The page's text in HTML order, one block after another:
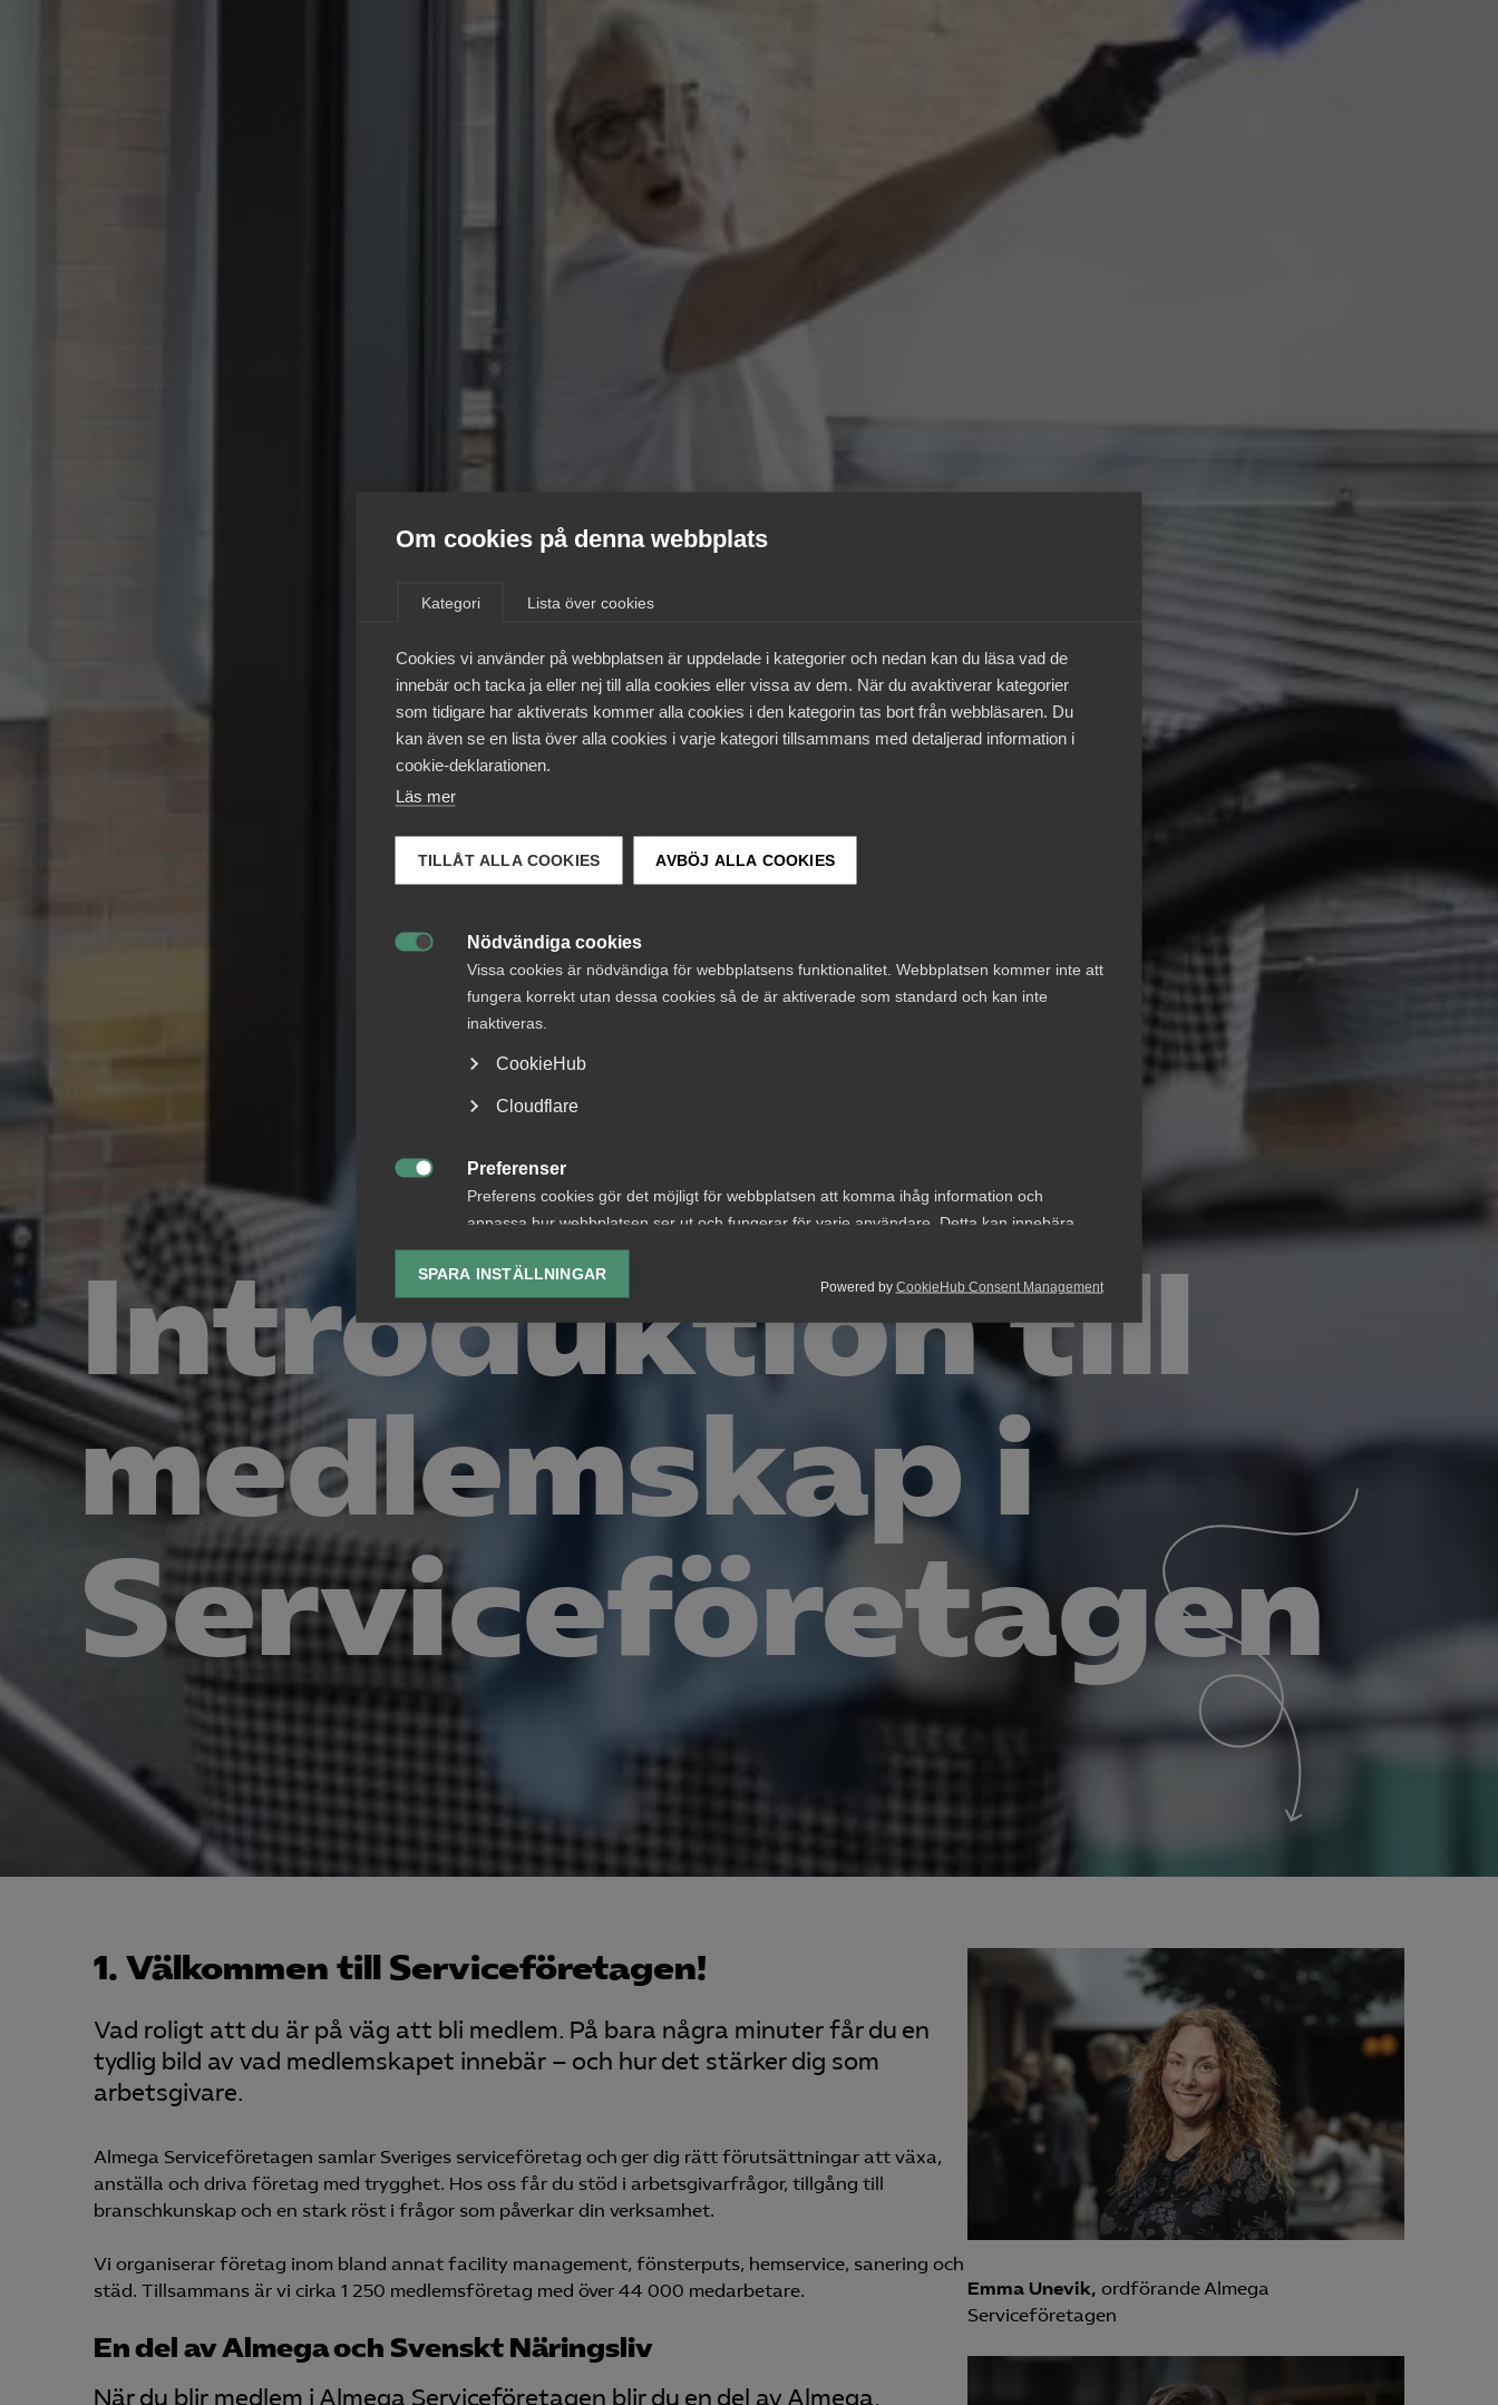
Om cookies på denna webbplats
Kategori Lista över cookies
Cookies vi använder på webbplatsen är uppdelade i kategorier och nedan kan du läsa vad de
innebär och tacka ja eller nej till alla cookies eller vissa av dem. När du avaktiverar kategorier
som tidigare har aktiverats kommer alla cookies i den kategorin tas bort från webbläsaren. Du
kan även se en lista över alla cookies i varje kategori tillsammans med detaljerad information i
cookie-deklarationen.
Läs mer
TILLÅT ALLA COOKIES AVBÖJ ALLA COOKIES
Nödvändiga cookies
Vissa cookies är nödvändiga för webbplatsens funktionalitet. Webbplatsen kommer inte att
fungera korrekt utan dessa cookies så de är aktiverade som standard och kan inte
inaktiveras.
CookieHub
Cloudflare
Preferenser
Preferens cookies gör det möjligt för webbplatsen att komma ihåg information och
anpassa hur webbplatsen ser ut och fungerar för varje användare. Detta kan innebära
lagring av vald valuta, region, språk eller färgschema.

Analys-cookies
Analyseringscookies hjälper oss förbättra webbplatsen genom att samla och rapportera
information om hur den används.

Marknadsförings-cookies
visa relevanta och engagerande annonser.
Google Ads
Meta Pixel
Microsoft Ads
Powered by CookieHub Consent Management
SPARA INSTÄLLNINGAR
Introduktion till
medlemskap i
Service­företagen
1. Välkommen till Serviceföretagen!
Vad roligt att du är på väg att bli medlem. På bara några minuter får du en
tydlig bild av vad medlemskapet innebär – och hur det stärker dig som
arbetsgivare.
Almega Serviceföretagen samlar Sveriges serviceföretag och ger dig rätt förutsättningar att växa,
anställa och driva företag med trygghet. Hos oss får du stöd i arbetsgivarfrågor, tillgång till
branschkunskap och en stark röst i frågor som påverkar din verksamhet.
Vi organiserar företag inom bland annat facility management, fönsterputs, hemservice, sanering och
städ. Tillsammans är vi cirka 1 250 medlemsföretag med över 44 000 medarbetare.
En del av Almega och Svenskt Näringsliv
När du blir medlem i Almega Serviceföretagen blir du en del av Almega,
Emma Unevik, ordförande Almega
Serviceföretagen